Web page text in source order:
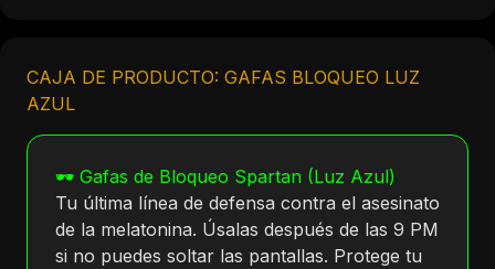
CAJA DE PRODUCTO: GAFAS BLOQUEO LUZ
AZUL
🕶️ Gafas de Bloqueo Spartan (Luz Azul)
Tu última línea de defensa contra el asesinato
de la melatonina. Úsalas después de las 9 PM
si no puedes soltar las pantallas. Protege tu